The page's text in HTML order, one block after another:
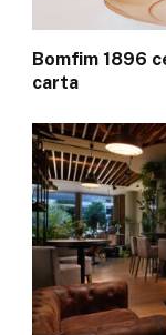
Bomfim 1896
carta